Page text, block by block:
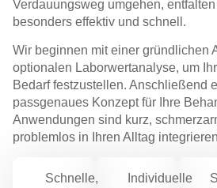
Verdauungsweg umgehen,
besonders effektiv und schnell.
Wir beginnen mit einer gründlichen
optionalen Laborwertanalyse, um
Bedarf festzustellen. Anschließend
passgenaues Konzept für Ihre
Anwendungen sind kurz,
problemlos in Ihren Alltag
Schnelle,
Individuelle